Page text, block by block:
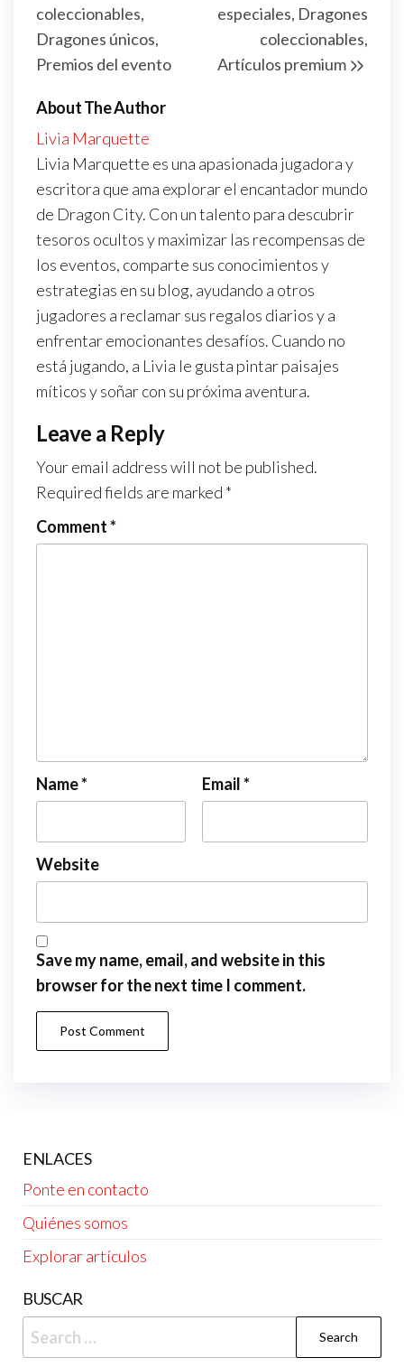
coleccionables,
Dragones únicos,
Premios del evento
especiales, Dragones
coleccionables,
Artículos premium
About The Author
Livia Marquette
Livia Marquette es una apasionada jugadora y
escritora que ama explorar el encantador mundo
de Dragon City. Con un talento para descubrir
tesoros ocultos y maximizar las recompensas de
los eventos, comparte sus conocimientos y
estrategias en su blog, ayudando a otros
jugadores a reclamar sus regalos diarios y a
enfrentar emocionantes desafíos. Cuando no
está jugando, a Livia le gusta pintar paisajes
míticos y soñar con su próxima aventura.
Leave a Reply
Your email address will not be published.
Required fields are marked *
Comment*
Name* Email*
Website
Save my name, email, and website in this
browser for the next time I comment.
ENLACES
Ponte en contacto
Quiénes somos
Explorar artículos
BUSCAR
Search
for: